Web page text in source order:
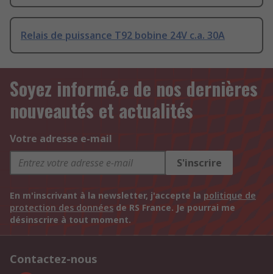
Relais de puissance T92 bobine 24V c.a. 30A
Soyez informé.e de nos dernières
nouveautés et actualités
Votre adresse e-mail
S'inscrire
En m'inscrivant à la newsletter, j'accepte la politique de
protection des données de RS France. Je pourrai me
désinscrire à tout moment.
Contactez-nous